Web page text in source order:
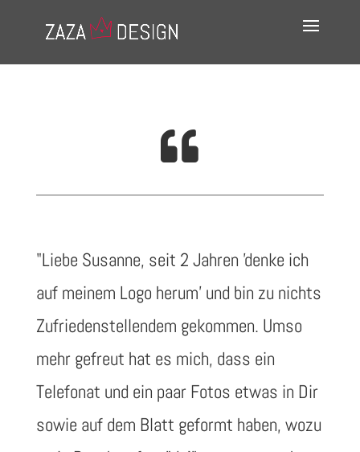

"Liebe Susanne, seit 2 Jahren 'denke ich
auf meinem Logo herum' und bin zu nichts
Zufriedenstellendem gekommen. Umso
mehr gefreut hat es mich, dass ein
Telefonat und ein paar Fotos etwas in Dir
sowie auf dem Blatt geformt haben, wozu